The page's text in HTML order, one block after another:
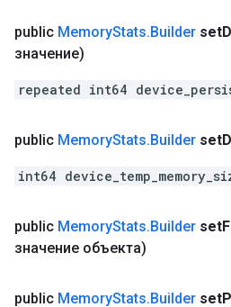
public MemoryStats.Builder set
значение)
repeated int64
public MemoryStats.Builder set
int64
public MemoryStats.Builder set
значение объекта)
public MemoryStats.Builder set